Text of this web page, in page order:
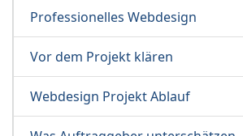
Professionelles Webdesign
Vor dem Projekt klären
Webdesign Projekt Ablauf